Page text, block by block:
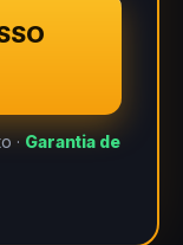
· Garantia de